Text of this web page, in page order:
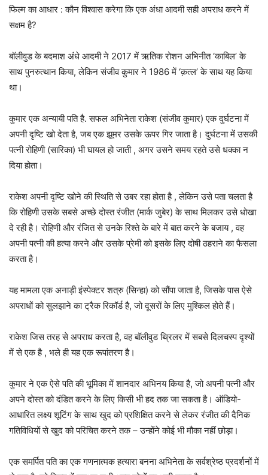
फिल्म का आधार : कौन विश्वास करेगा कि एक अंधा आदमी सही अपराध करने में
सक्षम है?
बॉलीवुड के बदमाश अंधे आदमी ने 2017 में ऋतिक रोशन अभिनीत ‘काबिल’ के
साथ पुनरुत्थान किया, लेकिन संजीव कुमार ने 1986 में ‘क़त्ल’ के साथ यह किया
था।
कुमार एक अन्यायी पति है. सफल अभिनेता राकेश (संजीव कुमार) एक दुर्घटना में
अपनी दृष्टि खो देता है, जब एक झूमर उसके ऊपर गिर जाता है। दुर्घटना में उसकी
पत्नी रोहिणी (सारिका) भी घायल हो जाती , अगर उसने समय रहते उसे धक्का न
दिया होता।
राकेश अपनी दृष्टि खोने की स्थिति से उबर रहा होता है , लेकिन उसे पता चलता है
कि रोहिणी उसके सबसे अच्छे दोस्त रंजीत (मार्क जुबेर) के साथ मिलकर उसे धोखा
दे रही है। रोहिणी और रंजित से उनके रिश्ते के बारे में बात करने के बजाय , वह
अपनी पत्नी की हत्या करने और उसके प्रेमी को इसके लिए दोषी ठहराने का फैसला
करता है।
यह मामला एक अनाड़ी इंस्पेक्टर शत्रु (सिन्हा) को सौंपा जाता है, जिसके पास ऐसे
अपराधों को सुलझाने का ट्रैक रिकॉर्ड है, जो दूसरों के लिए मुश्किल होते हैं।
राकेश जिस तरह से अपराध करता है, वह बॉलीवुड थ्रिलर में सबसे दिलचस्प दृश्यों
में से एक है , भले ही यह एक रूपांतरण है।
कुमार ने एक ऐसे पति की भूमिका में शानदार अभिनय किया है, जो अपनी पत्नी और
अपने दोस्त को दंडित करने के लिए किसी भी हद तक जा सकता है। ऑडियो-
आधारित लक्ष्य शूटिंग के साथ खुद को प्रशिक्षित करने से लेकर रंजीत की दैनिक
गतिविधियों से खुद को परिचित करने तक – उन्होंने कोई भी मौका नहीं छोड़ा।
एक समर्पित पति का एक गणनात्मक हत्यारा बनना अभिनेता के सर्वश्रेष्ठ प्रदर्शनों में